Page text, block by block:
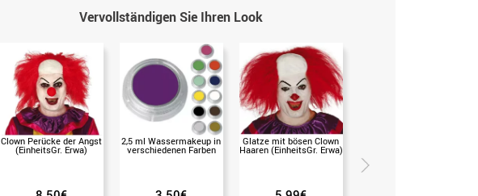
Vervollständigen Sie Ihren Look
Clown Perücke der Angst
(EinheitsGr. Erwa)
2,5 ml Wassermakeup in
verschiedenen Farben
Glatze mit bösen Clown
Haaren (EinheitsGr. Erwa)